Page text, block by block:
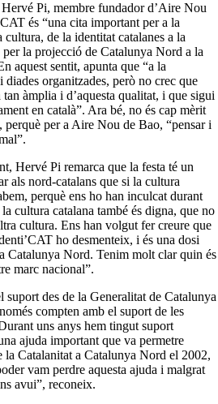
Hervé Pi, membre fundador d’Aire Nou
és “una cita important per a la
de la identitat catalanes a la
la projecció de Catalunya Nord a la
aquest sentit, apunta que “a la
organitzades, però no crec que
àmplia i d’aquesta qualitat, i que sigui
en català”. Ara bé, no és cap mèrit
perquè per a Aire Nou de Bao, “pensar i
Hervé Pi remarca que la festa té un
als nord-catalans que si la cultura
perquè ens ho han inculcat durant
cultura catalana també és digna, que no
cultura. Ens han volgut fer creure que
ho desmenteix, i és una dosi
Catalunya Nord. Tenim molt clar quin és
marc nacional”.
suport des de la Generalitat de Catalunya
compten amb el suport de les
uns anys hem tingut suport
ajuda important que va permetre
la Catalanitat a Catalunya Nord el 2002,
vam perdre aquesta ajuda i malgrat
avui”, reconeix.